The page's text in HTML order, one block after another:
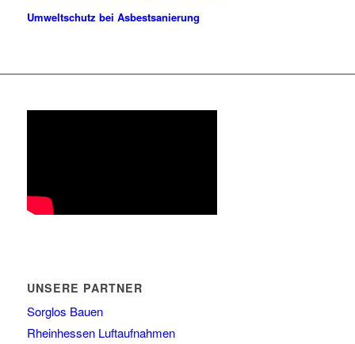
Umweltschutz bei Asbestsanierung
UNSERE PARTNER
Sorglos Bauen
Rheinhessen Luftaufnahmen